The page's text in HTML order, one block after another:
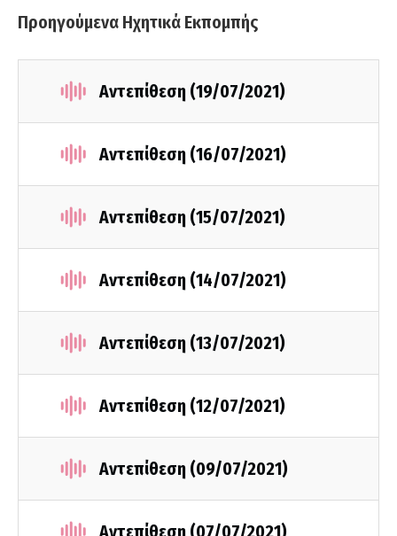
Προηγούμενα Ηχητικά Εκπομπής
Αντεπίθεση (19/07/2021)
Αντεπίθεση (16/07/2021)
Αντεπίθεση (15/07/2021)
Αντεπίθεση (14/07/2021)
Αντεπίθεση (13/07/2021)
Αντεπίθεση (12/07/2021)
Αντεπίθεση (09/07/2021)
Αντεπίθεση (07/07/2021)